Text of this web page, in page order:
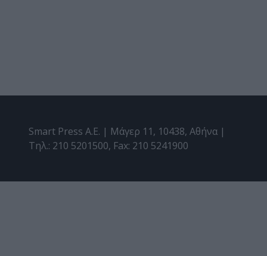
Smart Press A.E. | Μάγερ 11, 10438, Αθήνα |
Τηλ.: 210 5201500, Fax: 210 5241900